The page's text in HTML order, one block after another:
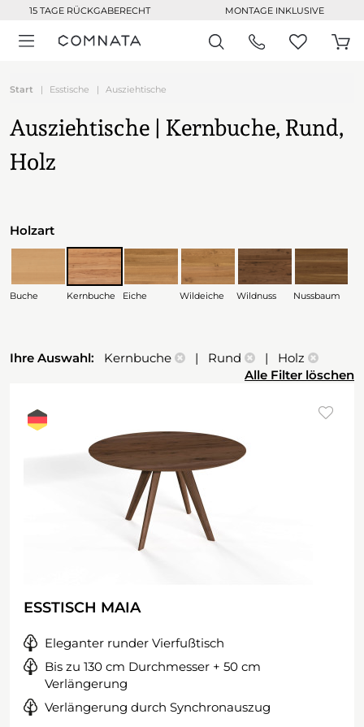
15 TAGE RÜCKGABERECHT MONTAGE INKLUSIVE
Start Esstische Ausziehtische
Ausziehtische | Kernbuche, Rund,
Holz
Holzart
Buche Kernbuche Eiche Wildeiche Wildnuss Nussbaum
Ihre Auswahl: Kernbuche | Rund
| Holz
Alle Filter löschen
ESSTISCH MAIA
Eleganter runder Vierfußtisch
Bis zu 130 cm Durchmesser + 50 cm
Verlängerung
Verlängerung durch Synchronauszug